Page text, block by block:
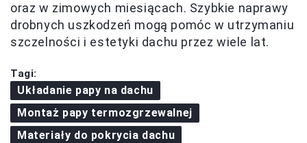
oraz w zimowych miesiącach. Szybkie naprawy
drobnych uszkodzeń mogą pomóc w utrzymaniu
szczelności i estetyki dachu przez wiele lat.
Tagi:
Układanie papy na dachu
Montaż papy termozgrzewalnej
Materiały do pokrycia dachu